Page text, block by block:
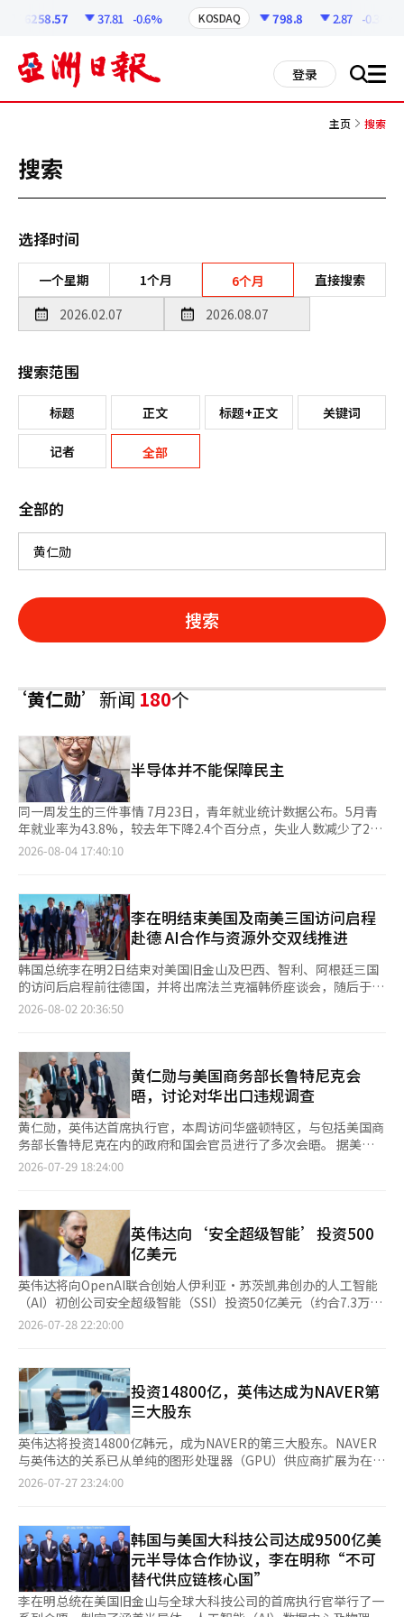
6258.57 37.81 -0.6% KOSDAQ 798.8 2.87 -0.36%
登录 搜 all
主页 搜索
搜索
选择时间
一个星期 1个月 6个月 直接搜索
搜索范围
标题 正文 标题+正文 关键词
记者 全部
全部的
搜索
‘黄仁勋’新闻180个
半导体并不能保障民主
同一周发生的三件事情 7月23日，青年就业统计数据公布。5月青
年就业率为43.8%，较去年下降2.4个百分点，失业人数减少了25
万5千人。超过一年未能找到工作的青年比例达到48.6%，为2009
合作平台”，以世界一流的半导体制造能力为基础。全球大型科技
公司的首席执行官们出席了此次活动，英伟达的黄仁勋表示，现在
正是韩国的黄金时期。 7月28日，首尔。KOSPI指数一天内暴跌
10.8%。盘中跌破6000点，触发了熔断机制，交易暂停。三星电
子股价下跌13.4%，SK海力士下跌14.7%。外资在一天内几乎抛售
了5万亿韩元。 这一切都发生在短短一周内。这些事件向我们提出
了两个严峻的问题：半导体的成功为何没有转化为青年的生活和希
望？这种成功能持续多久？ 去看看蚕室广域换乘中心 傍晚时分，
士。他们的肩膀显得疲惫。上下班的通勤时间基本上需要三小时。
这些人努力学习，勤奋工作。然而，他们存钱的速度如同乌龟，而
首尔的房价却如同兔子般飞涨。 那只兔子甚至不曾入睡。 首尔公
寓的中位数成交价格已超过12亿韩元，平均租金超过6亿韩元，租
金涨幅创历史新高。几年前被称为“硬掏”和“恐慌性购买”的现
象，如今在30多岁的人群中被称为“生存购买”。今年1至5月，
购买首尔公寓的人中有四成是30多岁的人。这并不是为了赚更多的
钱，而是因为他们害怕如果现在不买，就会被永远抛在后面。 增
加，而已经拥有资产的人则通过资产的增值迅速积累财富。起跑线
的继承问题也随之而来。当父母的资产决定了子女的第一套房时，
阶层的梯子就被折叠了。当人们失去“努力工作就能拥有自己房子
的信念”时，他们开始怀疑努力的意义。无论出口、股市和投资吸
引的数字多么华丽，如果我的生活没有改变，这些指标就成了“别
人的盛宴”。 民主的危机来自内部 威胁民主的不仅仅是专制势
力。公民所感受到的不平等和剥夺感成为更大的内部威胁。历史学
家蒂莫西·斯奈德将自由分为“免于什么的自由”和“能够做什么
家。我们用公民的力量战胜了独裁，并在2024年冬季的非法戒严
和内乱中通过公民、国会和宪法阻止了危机。拯救我们的不是制
度，而是赋予制度生命的公民。恢复力的燃料是信任。走上广场的
公民之所以走出来，是因为他们相信这个国家是他们的。当青年得
出“这个社会的承诺不是为了我”的结论时，这种力量的源泉就开
始枯竭。 永恒的繁荣是不存在的 在过去40年中，全球内存半导体
的冠军已经更换了两次。1980年代，内存半导体市场被日本占
产化，加快了追赶的步伐。 最近，中国最大的DRAM企业
CXMT（长鑫存储）通过上市筹集了12万亿韩元，市值迅速跃升至
中国大陆第一。这笔资金将用于扩大生产能力和下一代DRAM及
HBM的研发。它们已经以市场价格的一半投放通用DDR4，参与市
场份额竞争。上海的一家国有企业已开始量产自主开发的DUV光刻
2026-08-04 17:40:10
李在明结束美国及南美三国访问启程
赴德 AI合作与资源外交双线推进
韩国总统李在明2日结束对美国旧金山及巴西、智利、阿根廷三国
的访问后启程前往德国，并将出席法兰克福韩侨座谈会，随后于3
日返回首尔。此次为期11天7晚的外访，重点围绕深化人工智能
领先的存储芯片技术和制造能力，打造全球AI供应链核心枢纽，建
设可靠的AI半导体生产基地。 访美期间，李在明先后会见英伟达首
席执行官（CEO）黄仁勋、OpenAI首席执行官山姆·奥特曼、
Anthropic首席执行官达里奥·阿莫代伊、博通首席执行官霍克·
谭等美国科技企业负责人。与此同时，三星电子会长李在镕、SK
集团会长崔泰源、现代汽车集团会长郑义宣、NAVER董事长李海
珍等韩国企业负责人也分别与美方企业展开交流，推动韩美企业达
成总额约9500万美元的合作项目。 随后，李在明访问巴西、智利
西确认将在稀土等关键矿产供应链领域深化合作；与智利就在发挥
其铜、锂资源优势和韩国先进制造业优势基础上共同构建关键矿产
供应链达成共识；与阿根廷则围绕原油进口、锂矿开发等领域扩大
合作，并签署关键矿产合作谅解备忘录（MOU）。 韩国国家安保
室长魏圣洛表示，韩国企业今年已试进口88万桶阿根廷原油，计划
自明年起正式启动进口，双方政府将加强协调，确保相关计划顺利
推进。此外，韩国与阿根廷还就重启韩国与南方共同市场
（Mercosur）贸易协定谈判达成共识，并完成韩阿避免双重征税
整背景下，进一步深化AI产业国际合作，推动关键矿产和能源供应
链多元化。分析认为，扩大与南美国家在原油、锂、稀土等领域的
合作，有助于降低韩国对中东能源供应的依赖，提升能源安全保障
能力。 不过，李在明出访期间，韩国国内股市出现较大波动，市
场不确定性有所上升。分析指出，资本市场波动可能影响政府经济
政策推进，并对房地产市场稳定目标带来一定压力。如何稳定市场
预期、提升政策公信力，将成为李在明结束外访后面临的重要课
题。
2026-08-02 20:36:50
黄仁勋与美国商务部长鲁特尼克会
晤，讨论对华出口违规调查
黄仁勋，英伟达首席执行官，本周访问华盛顿特区，与包括美国商
务部长鲁特尼克在内的政府和国会官员进行了多次会晤。 据美国
在线媒体《Axios》28日报道，黄仁勋在华盛顿期间与鲁特尼克部
报道，但与鲁特尼克部长的会晤首次被公开。 英伟达发言人表
示：“（黄仁勋）与两党领导层会面，讨论英伟达在未来四年内通
过5000亿美元（约合729万亿人民币）的技术生产来增强美国供应
链的努力，以及在包括开源在内的AI领域中美国的领导地位。” 黄
仁勋与鲁特尼克部长具体讨论了哪些内容尚未公开，但有可能与美
国商务部对英伟达的先进AI芯片“黑威尔”对华出口过程中的违规
调查相关。 此前，美国商务部工业安全局（BIS）发言人上周对
《Axios》表示，正在调查黑威尔芯片对华出口的违规可能性。 特
框架，以便在先进AI模型发布之前，政府能够首先进行接触，同时
也在审查开源AI和对中国的应对方向。相关政策预计将在下个月1
日公布。 与此同时，美国财政部长斯科特·贝森特最近警告称，
如果中国企业在使用开源AI的过程中侵犯美国企业的知识产权，可
能会采取进一步的监管措施。 贝森特在社交媒体平台X（前身为推
特）上表示：“我们支持开源AI及其所带来的创新，但这并不意味
着开源可以随意使用美国的知识产权。” 他还补充说，如果中国
企业进行涉及知识产权盗窃的隐秘和工业规模的“蒸馏攻击”，可
（AI）系统翻译与编辑。
2026-07-29 18:24:00
英伟达向‘安全超级智能’投资500
亿美元
英伟达将向OpenAI联合创始人伊利亚·苏茨凯弗创办的人工智能
（AI）初创公司安全超级智能（SSI）投资50亿美元（约合7.3万亿
韩元）。 英伟达与SSI于27日（当地时间）宣布建立长期合作关
协议，SSI将引入英伟达的下一代AI计算系统‘维拉·鲁宾’。FT
报道称，SSI计划在未来一年内将AI研究所需的计算能力扩大至当
前的10倍。 两家公司还将合作开发英伟达的现有及下一代计算系
统。SSI在AI研究过程中获得的技术洞察将用于英伟达未来系统的
开发。 英伟达首席执行官（CEO）黄仁勋表示：“期待SSI基于维
拉·鲁宾取得新的技术突破。” SSI是苏茨凯弗在2024年离开
OpenAI后共同创办的AI研究公司，旨在安全地开发超越人类智能
的AI。公司名称‘安全超级智能’意指‘安全的超智能’。 SSI目
管如此，SSI去年仍成功融资20亿美元（约合2.9万亿韩元），企业
价值被认可为320亿美元（约合46.9万亿韩元）。主要投资者包括
安德森·霍洛维茨、红杉资本、DST全球和格林诺克斯等。 苏茨
凯弗是OpenAI的联合创始人及前首席科学家，曾领导GPT系列AI
模型的研究。2012年，他与多伦多大学教授杰弗里·辛顿及亚历
克斯·克里热夫斯基共同开发了图像识别AI模型‘亚历克斯网’。
2026-07-28 22:20:00
投资14800亿，英伟达成为NAVER第
三大股东
英伟达将投资14800亿韩元，成为NAVER的第三大股东。NAVER
与英伟达的关系已从单纯的图形处理器（GPU）供应商扩展为在人
工智能（AI）工厂业务和企业价值共享方面的资本与技术联盟。
资金为14808亿9983万韩元。这是NAVER时隔22年进行的第三方
配售增资。 此次增资后，英伟达将持有NAVER约4.5%的股份，成
为继国民养老金（8.09%）和黑石（6.02%）之后的第三大股东。
NAVER计划在下月3日进行价值1万亿韩元的自家公司股份回购，
以提升股东价值。 此次投资是两家公司在6月签署的千兆瓦
2026-07-27 23:24:00
韩国与美国大科技公司达成9500亿美
元半导体合作协议，李在明称“不可
替代供应链核心国”
李在明总统在美国旧金山与全球大科技公司的首席执行官举行了一